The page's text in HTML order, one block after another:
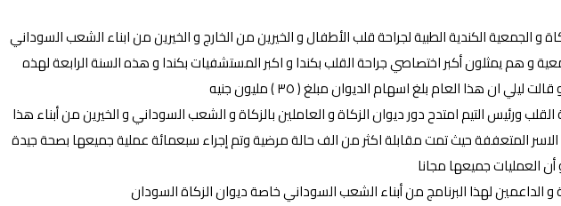
و الجمعية الكندية الطبية لجراحة قلب الأطفال و الخيرين من الخارج و الخيرين من ابناء الشعب السوداني
و هم يمثلون أكبر اختصاصي جراحة القلب بكندا و اكبر المستشفيات بكندا و هذه السنة الرابعة لهذه
هذا العام بلغ اسهام الديوان مبلغ ( ٣٥ ) مليون جنيه
ورئيس التيم امتدح دور ديوان الزكاة و العاملين بالزكاة و الشعب السوداني و الخيرين من أبناء هذا
المتعففة حيث تمت مقابلة اكثر من الف حالة مرضية وتم إجراء سبعمائة عملية جميعها بصحة جيدة
العمليات جميعها مجانا
لهذا البرنامج من أبناء الشعب السوداني خاصة ديوان الزكاة السودان